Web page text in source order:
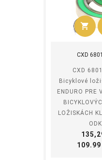
shopping_cart
CXD
CXD
Bicyklové
ENDURO PRE
LOŽISKÁCH
Cena
109.99